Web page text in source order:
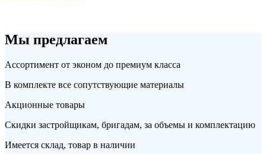
Мы предлагаем
Ассортимент от эконом до премиум класса
В комплекте все сопутствующие материалы
Акционные товары
Скидки застройщикам, бригадам, за объемы и комплектацию
Имеется склад, товар в наличии